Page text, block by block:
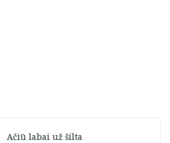
Ačiū labai už šilta